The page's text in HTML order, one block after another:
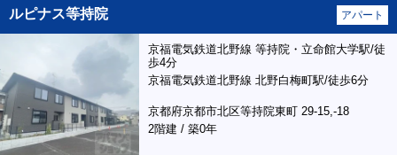
ルピナス等持院 アパート
京福電気鉄道北野線 等持院・立命館大学駅/徒
歩4分
京福電気鉄道北野線 北野白梅町駅/徒歩6分
京都府京都市北区等持院東町 29-15,-18
2階建 / 築0年